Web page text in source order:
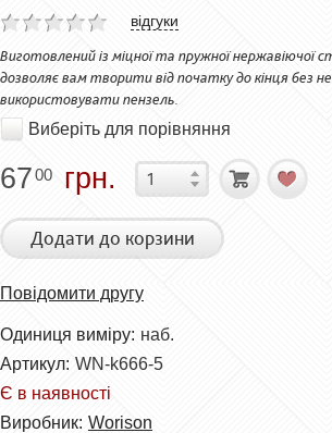
відгуки
Виготовлений із міцної та пружної нержавіючої
дозволяє вам творити від початку до кінця без
використовувати пензель.
Виберіть для порівняння
6700 грн.
Додати до корзини
Повідомити другу
Одиниця виміру: наб.
Артикул: WN-k666-5
Є в наявності
Виробник: Worison